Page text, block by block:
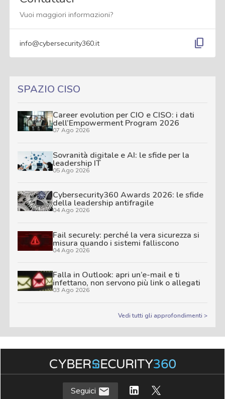
Vuoi maggiori informazioni?
info@cybersecurity360.it content_copy
SPAZIO CISO
Career evolution per CIO e CISO: i dati
dell’Empowerment Program 2026
07 Ago 2026
Sovranità digitale e AI: le sfide per la
leadership IT
05 Ago 2026
Cybersecurity360 Awards 2026: le sfide
della leadership antifragile
04 Ago 2026
Fail securely: perché la vera sicurezza si
misura quando i sistemi falliscono
04 Ago 2026
Falla in Outlook: apri un’e-mail e ti
infettano, non servono più link o allegati
03 Ago 2026
Vedi tutti gli approfondimenti >
Seguici